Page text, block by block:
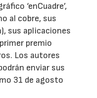
‘enCuadre’,
al cobre, sus
sus aplicaciones
premio
Los autores
enviar sus
31 de agosto